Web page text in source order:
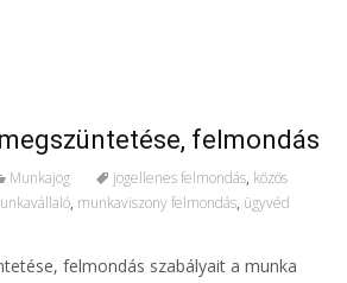
felmondás
Munkajog jogellenes felmondás, közös
, munkaviszony felmondás, ügyvéd
felmondás szabályait a munka